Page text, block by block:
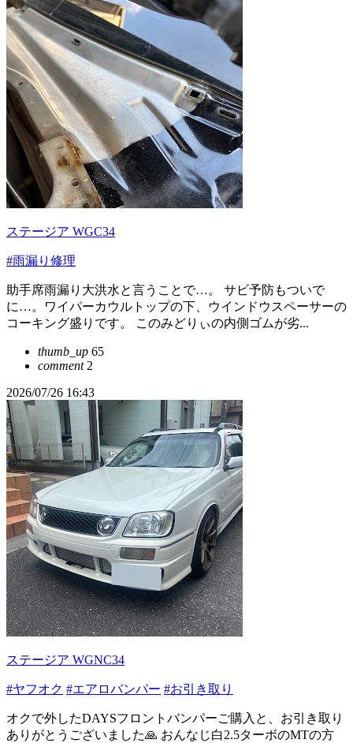
ステージア WGC34
#雨漏り修理
助手席雨漏り大洪水と言うことで…。 サビ予防もついで
に…。ワイパーカウルトップの下、ウインドウスペーサーの
コーキング盛りです。 このみどりぃの内側ゴムが劣...
thumb_up 65
comment2
2026/07/26 16:43
ステージア WGNC34
#ヤフオク #エアロバンパー #お引き取り
オクで外したDAYSフロントバンパーご購入と、お引き取り
ありがとうございました🙏 おんなじ白2.5ターボのMTの方